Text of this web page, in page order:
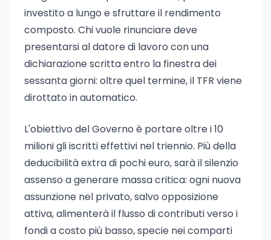
investito a lungo e sfruttare il rendimento
composto. Chi vuole rinunciare deve
presentarsi al datore di lavoro con una
dichiarazione scritta entro la finestra dei
sessanta giorni: oltre quel termine, il TFR viene
dirottato in automatico.
L'obiettivo del Governo è portare oltre i 10
milioni gli iscritti effettivi nel triennio. Più della
deducibilità extra di pochi euro, sarà il silenzio
assenso a generare massa critica: ogni nuova
assunzione nel privato, salvo opposizione
attiva, alimenterà il flusso di contributi verso i
fondi a costo più basso, specie nei comparti